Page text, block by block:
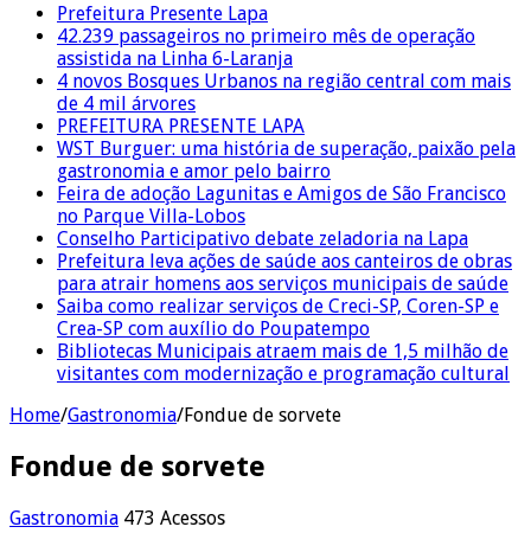
Prefeitura Presente Lapa
42.239 passageiros no primeiro mês de operação
assistida na Linha 6-Laranja
4 novos Bosques Urbanos na região central com mais
de 4 mil árvores
PREFEITURA PRESENTE LAPA
WST Burguer: uma história de superação, paixão pela
gastronomia e amor pelo bairro
Feira de adoção Lagunitas e Amigos de São Francisco
no Parque Villa-Lobos
Conselho Participativo debate zeladoria na Lapa
Prefeitura leva ações de saúde aos canteiros de obras
para atrair homens aos serviços municipais de saúde
Saiba como realizar serviços de Creci-SP, Coren-SP e
Crea-SP com auxílio do Poupatempo
Bibliotecas Municipais atraem mais de 1,5 milhão de
visitantes com modernização e programação cultural
Home/Gastronomia/Fondue de sorvete
Fondue de sorvete
Gastronomia 473 Acessos